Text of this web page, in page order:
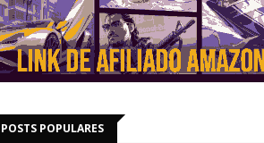
POSTS POPULARES